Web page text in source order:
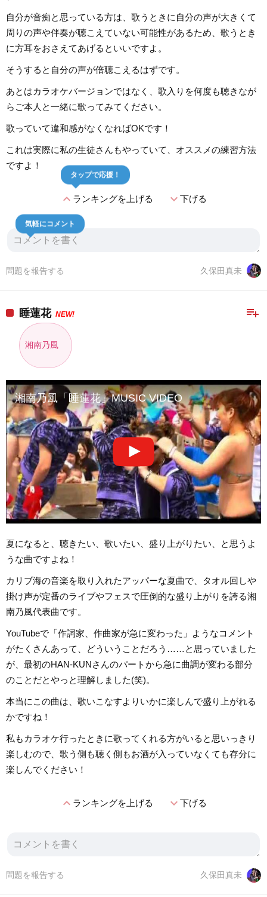
自分が音痴と思っている方は、歌うときに自分の声が大きくて
周りの声や伴奏が聴こえていない可能性があるため、歌うとき
に方耳をおさえてあげるといいですよ。
そうすると自分の声が倍聴こえるはずです。
あとはカラオケバージョンではなく、歌入りを何度も聴きなが
らご本人と一緒に歌ってみてください。
歌っていて違和感がなくなればOKです！
これは実際に私の生徒さんもやっていて、オススメの練習方法
ですよ！
expand_lessランキングを上げる
タップで応援！
expand_more下げる
気軽にコメント
久保田真未
問題を報告する
playlist_add
睡蓮花 NEW!
湘南乃風
湘南乃風「睡蓮花」MUSIC VIDEO
夏になると、聴きたい、歌いたい、盛り上がりたい、と思うよ
うな曲ですよね！
カリブ海の音楽を取り入れたアッパーな夏曲で、タオル回しや
掛け声が定番のライブやフェスで圧倒的な盛り上がりを誇る湘
南乃風代表曲です。
YouTubeで「作詞家、作曲家が急に変わった」ようなコメント
がたくさんあって、どういうことだろう……と思っていました
が、最初のHAN-KUNさんのパートから急に曲調が変わる部分
のことだとやっと理解しました(笑)。
本当にこの曲は、歌いこなすよりいかに楽しんで盛り上がれる
かですね！
私もカラオケ行ったときに歌ってくれる方がいると思いっきり
楽しむので、歌う側も聴く側もお酒が入っていなくても存分に
楽しんでください！
expand_lessランキングを上げる expand_more下げる
久保田真未
問題を報告する